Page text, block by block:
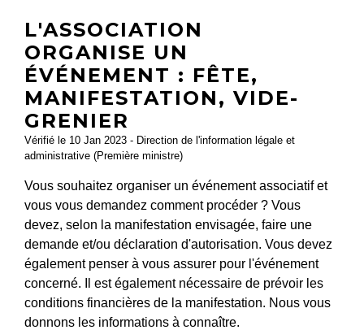
L'ASSOCIATION
ORGANISE UN
ÉVÉNEMENT : FÊTE,
MANIFESTATION, VIDE-
GRENIER
Vérifié le 10 Jan 2023 - Direction de l'information légale et
administrative (Première ministre)
Vous souhaitez organiser un événement associatif et
vous vous demandez comment procéder ? Vous
devez, selon la manifestation envisagée, faire une
demande et/ou déclaration d'autorisation. Vous devez
également penser à vous assurer pour l'événement
concerné. Il est également nécessaire de prévoir les
conditions financières de la manifestation. Nous vous
donnons les informations à connaître.